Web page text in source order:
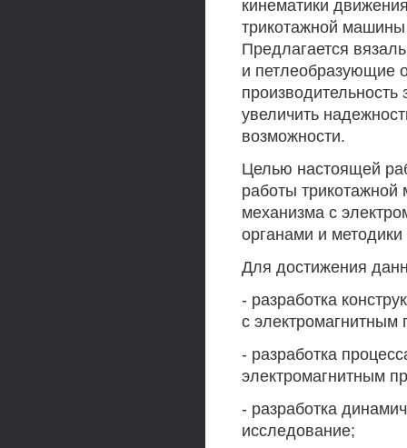
кинематики
трикотажной
Предлагается
и петлеобразующие
увеличить
возможности.
Целью настоящей
работы трикотажной
механизма с
органами и методики
Для достижения
- разработка
с электромагнитным
- разработка
электромагнитным
- разработка
исследование;